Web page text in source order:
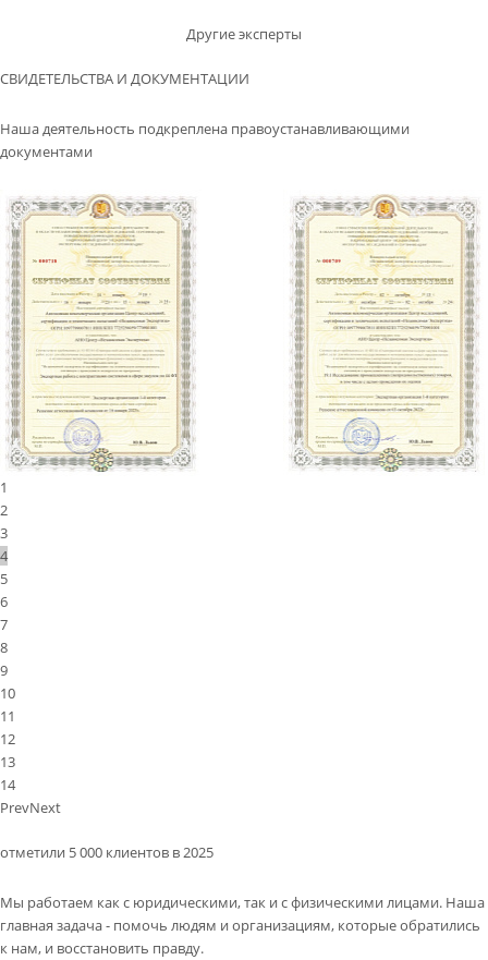
Другие эксперты
СВИДЕТЕЛЬСТВА И ДОКУМЕНТАЦИИ
Наша деятельность подкреплена правоустанавливающими
документами
1
2
3
4
5
6
7
8
9
10
11
12
13
14
PrevNext
отметили 5 000 клиентов в 2025
Мы работаем как с юридическими, так и с физическими лицами. Наша
главная задача - помочь людям и организациям, которые обратились
к нам, и восстановить правду.